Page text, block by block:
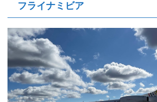
フライナミビア